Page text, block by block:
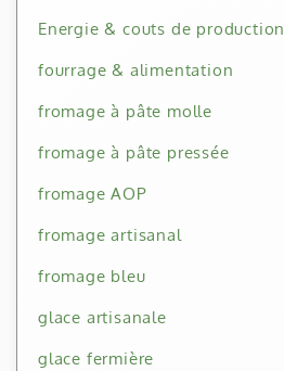
Energie & couts de production
fourrage & alimentation
fromage à pâte molle
fromage à pâte pressée
fromage AOP
fromage artisanal
fromage bleu
glace artisanale
glace fermière